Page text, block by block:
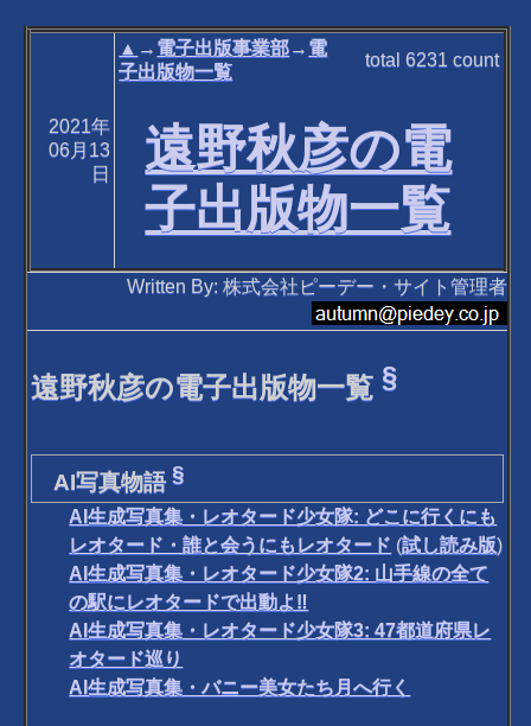
2021年
06月13
日
▲ → 電子出版事業部→ 電
子出版物一覧
total6231 count
遠野秋彦の電
子出版物一覧
Written By: 株式会社ピーデー・サイト管理者
遠野秋彦の電子出版物一覧§
AI写真物語 §
AI生成写真集・レオタード少女隊: どこに行くにも
レオタード・誰と会うにもレオタード (試し読み版)
AI生成写真集・レオタード少女隊2: 山手線の全て
の駅にレオタードで出動よ‼
AI生成写真集・レオタード少女隊3: 47都道府県レ
オタード巡り
AI生成写真集・バニー美女たち月へ行く